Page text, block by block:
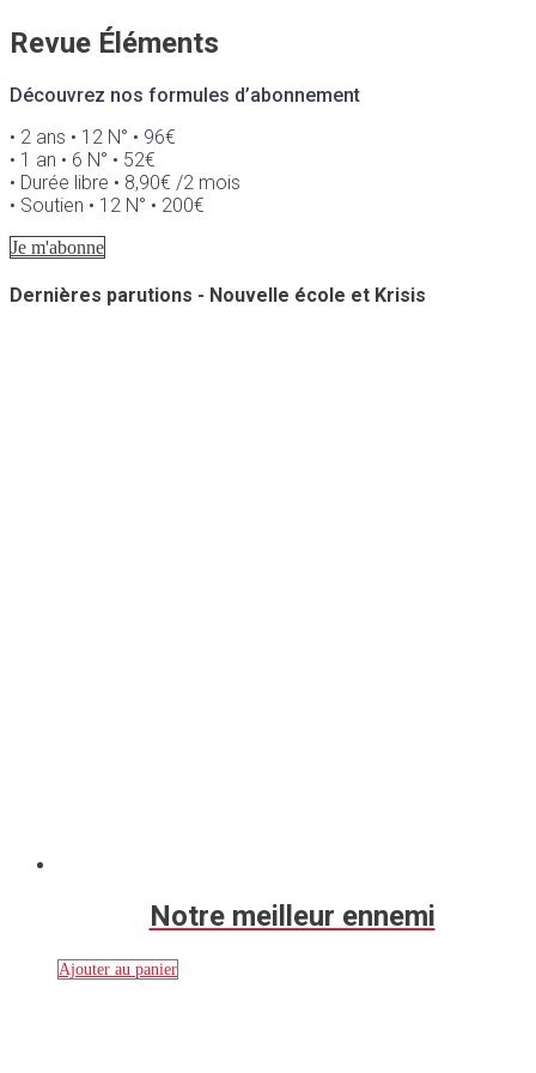
Revue Éléments
Découvrez nos formules d’abonnement
• 2 ans • 12 N° • 96€
• 1 an • 6 N° • 52€
• Durée libre • 8,90€ /2 mois
• Soutien • 12 N° • 200€
Je m'abonne
Dernières parutions - Nouvelle école et Krisis
Notre meilleur ennemi
Ajouter au panier